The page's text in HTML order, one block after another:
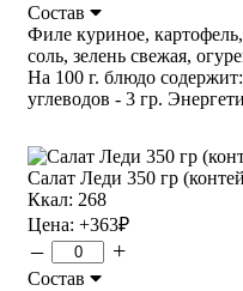
Состав
Филе куриное,
соль, зелень свежая,
На 100 г. блюдо
углеводов - 3 гр.
Салат Леди 350 гр
Ккал: 268
Цена: +363₽
– +
Состав